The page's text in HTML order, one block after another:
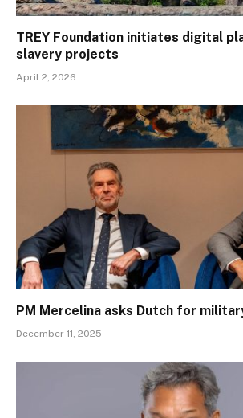
TREY Foundation initiates digital
slavery projects
April 2, 2026
PM Mercelina asks Dutch for
December 11, 2025